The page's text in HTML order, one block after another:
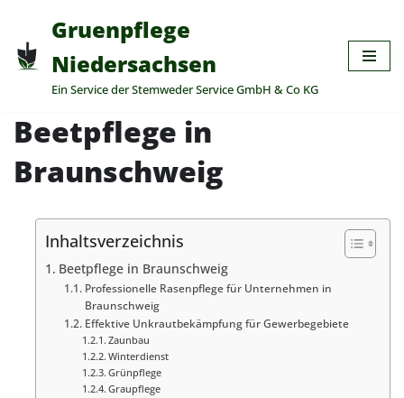
Zum
Inhalt
springen
Gruenpflege
Niedersachsen
Ein Service der Stemweder Service GmbH & Co KG
Beetpflege in
Braunschweig
Inhaltsverzeichnis
Beetpflege in Braunschweig
Professionelle Rasenpflege für Unternehmen in
Braunschweig
Effektive Unkrautbekämpfung für Gewerbegebiete
Zaunbau
Winterdienst
Grünpflege
Graupflege